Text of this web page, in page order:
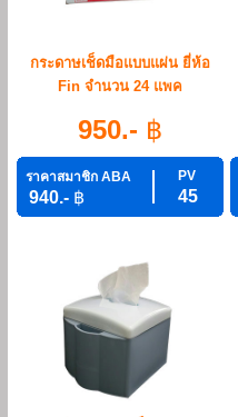
กระดาษเช็ดมือแบบแผ่น ยี่ห้อ
Fin จำนวน 24 แพค
950.- ฿
ราคาสมาชิก ABA PV
940.- ฿ 45